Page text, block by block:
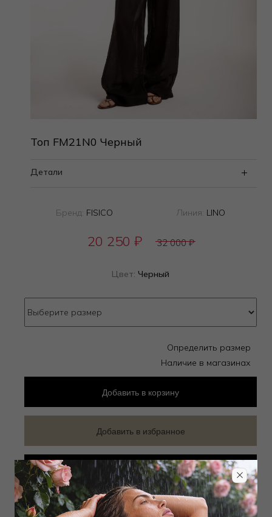
Топ FM21N0 Черный
Детали
Бренд: FISICO Линия: LINO
20 250 ₽ 32 000₽
Цвет: Черный
Определить размер
Наличие в магазинах
Добавить в корзину
Добавить в избранное
Забронировать в магазине